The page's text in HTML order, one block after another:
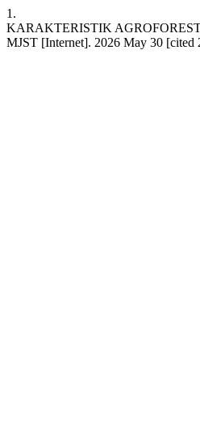
1.
KARAKTERISTIK
MJST [Internet]. 2026 May 30